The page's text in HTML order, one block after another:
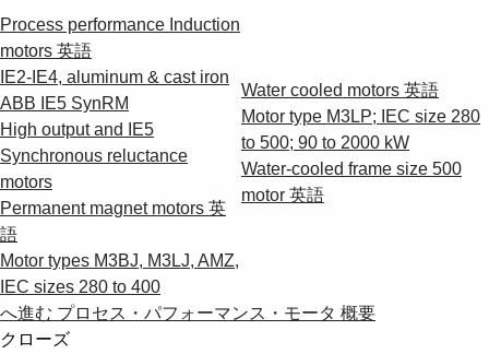
Process performance Induction
motors 英語
IE2-IE4, aluminum & cast iron
ABB IE5 SynRM
High output and IE5
Synchronous reluctance
motors
Permanent magnet motors 英
語
Motor types M3BJ, M3LJ, AMZ,
IEC sizes 280 to 400
Water cooled motors 英語
Motor type M3LP; IEC size 280
to 500; 90 to 2000 kW
Water-cooled frame size 500
motor 英語
へ進む プロセス・パフォーマンス・モータ 概要
クローズ